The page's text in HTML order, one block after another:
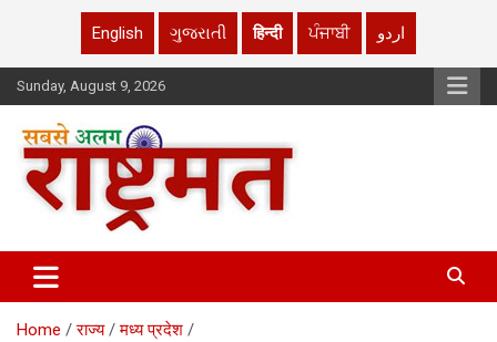
English ગુજરાતી हिन्दी ਪੰਜਾਬੀ اردو
Skip
to
Sunday, August 9, 2026
rashtrmat.com
Home राज्य
मध्य प्रदेश